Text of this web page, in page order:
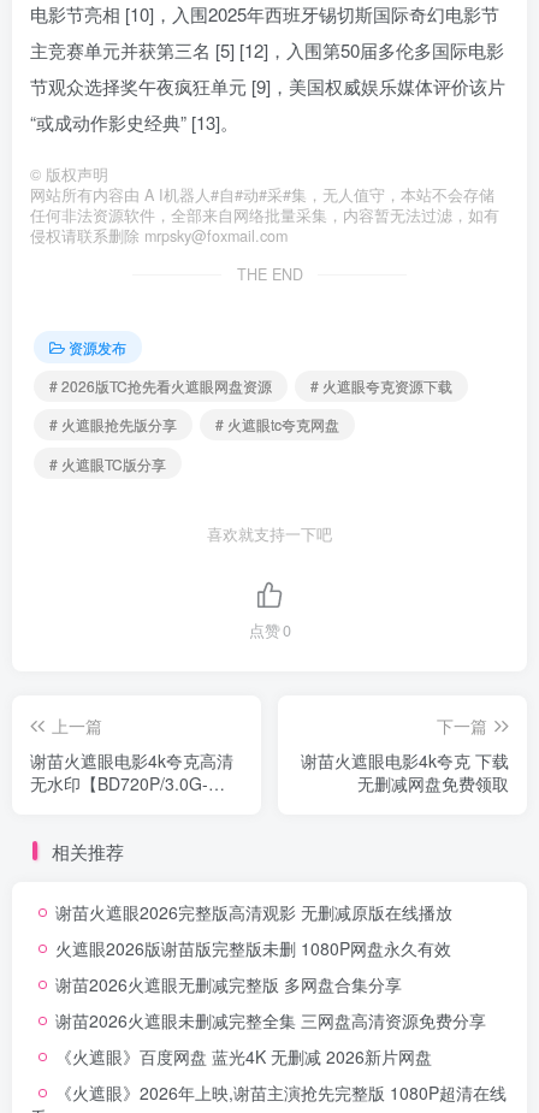
电影节亮相 [10]，入围2025年西班牙锡切斯国际奇幻电影节
主竞赛单元并获第三名 [5] [12]，入围第50届多伦多国际电影
节观众选择奖午夜疯狂单元 [9]，美国权威娱乐媒体评价该片
“或成动作影史经典” [13]。
© 版权声明
网站所有内容由 A I机器人#自#动#采#集，无人值守，本站不会存储
任何非法资源软件，全部来自网络批量采集，内容暂无法过滤，如有
侵权请联系删除 mrpsky@foxmail.com
THE END
资源发布
# 2026版TC抢先看火遮眼网盘资源
# 火遮眼夸克资源下载
# 火遮眼抢先版分享
# 火遮眼tc夸克网盘
# 火遮眼TC版分享
喜欢就支持一下吧
点赞0
上一篇
谢苗火遮眼电影4k夸克高清
无水印【BD720P/3.0G-
下一篇
谢苗火遮眼电影4k夸克 下载
无删减网盘免费领取
相关推荐
谢苗火遮眼2026完整版高清观影 无删减原版在线播放
火遮眼2026版谢苗版完整版未删 1080P网盘永久有效
谢苗2026火遮眼无删减完整版 多网盘合集分享
谢苗2026火遮眼未删减完整全集 三网盘高清资源免费分享
《火遮眼》百度网盘 蓝光4K 无删减 2026新片网盘
《火遮眼》2026年上映,谢苗主演抢先完整版 1080P超清在线